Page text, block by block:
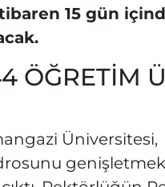
15 gün
ÖĞRETİM
Üniversitesi,